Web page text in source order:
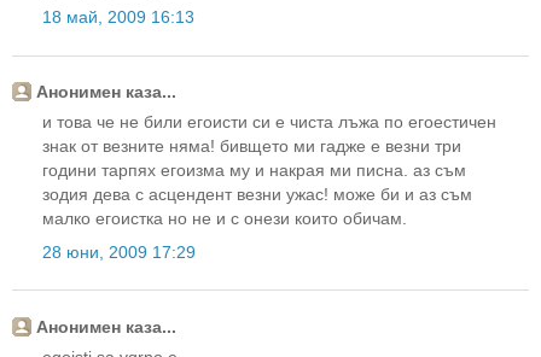
18 май, 2009 16:13
Анонимен каза...
и това че не били егоисти си е чиста лъжа по егоестичен
знак от везните няма! бивщето ми гадже е везни три
години тарпях егоизма му и накрая ми писна. аз съм
зодия дева с асцендент везни ужас! може би и аз съм
малко егоистка но не и с онези които обичам.
28 юни, 2009 17:29
Анонимен каза...